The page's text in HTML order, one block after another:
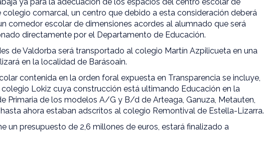
colegio comarcal, un centro que debido a esta consideración deberá
comedor escolar de dimensiones acordes al alumnado que será
directamente por el Departamento de Educación.
de Valdorba será transportado al colegio Martín Azpilicueta en una
en la localidad de Barásoain.
contenida en la orden foral expuesta en Transparencia se incluye,
Lokiz cuya construcción está ultimando Educación en la
Primaria de los modelos A/G y B/d de Arteaga, Ganuza, Metauten,
ahora estaban adscritos al colegio Remontival de Estella-Lizarra.
un presupuesto de 2,6 millones de euros, estará finalizado a